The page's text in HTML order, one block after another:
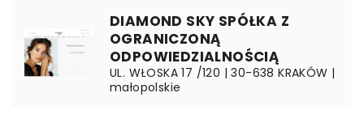
DIAMOND SKY SPÓŁKA Z
OGRANICZONĄ
ODPOWIEDZIALNOŚCIĄ
UL. WŁOSKA 17 /120 | 30-638 KRAKÓW |
małopolskie